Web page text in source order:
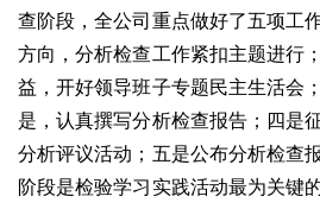
查阶段，全公司重点做好了五项工
方向，分析检查工作紧扣主题进行
益，开好领导班子专题民主生活会
是，认真撰写分析检查报告；四是
分析评议活动；五是公布分析检查
阶段是检验学习实践活动最为关键